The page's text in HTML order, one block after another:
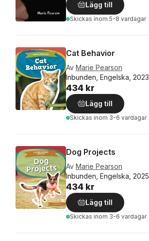
Lägg till
Skickas inom 5-8 vardagar
Cat Behavior
Av Marie Pearson
Inbunden, Engelska, 2023
434 kr
Lägg till
Skickas inom 3-6 vardagar
Dog Projects
Av Marie Pearson
Inbunden, Engelska, 2025
434 kr
Lägg till
Skickas inom 3-6 vardagar